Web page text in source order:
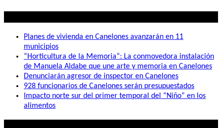
Planes de vivienda en Canelones avanzarán en 11
municipios
“Horticultura de la Memoria”: La conmovedora instalación
de Manuela Aldabe que une arte y memoria en Canelones
Denunciarán agresor de inspector en Canelones
928 funcionarios de Canelones serán presupuestados
Impacto norte sur del primer temporal del “Niño” en los
alimentos